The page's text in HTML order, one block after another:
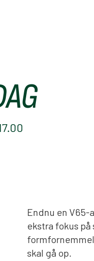
Endnu en
ekstra fokus
skal gå op.